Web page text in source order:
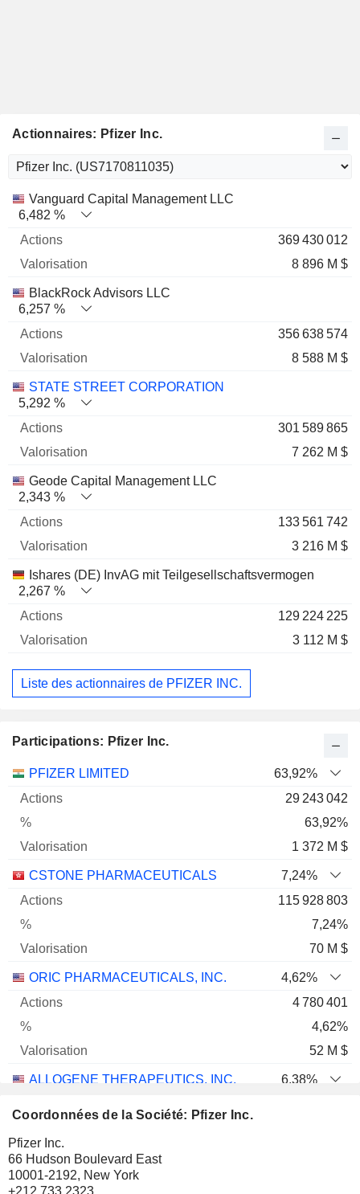
Actionnaires: Pfizer Inc.
Nom Actions % Valorisation
Vanguard Capital Management LLC
6,482 %
369 430 012
8 896 M $
BlackRock Advisors LLC
6,257 %
356 638 574
8 588 M $
STATE STREET CORPORATION
5,292 %
301 589 865
7 262 M $
Geode Capital Management LLC
2,343 %
133 561 742
3 216 M $
Ishares (DE) InvAG mit Teilgesellschaftsvermogen
2,267 %
129 224 225
3 112 M $
Liste des actionnaires de PFIZER INC.
Participations: Pfizer Inc.
Nom Actions % Valorisation
PFIZER LIMITED
63,92%
29 243 042
63,92%
1 372 M $
CSTONE PHARMACEUTICALS
7,24%
115 928 803
7,24%
70 M $
ORIC PHARMACEUTICALS, INC.
4,62%
4 780 401
4,62%
52 M $
ALLOGENE THERAPEUTICS, INC.
6,38%
CELCUITY INC.
Coordonnées de la Société: Pfizer Inc.
Pfizer Inc.
66 Hudson Boulevard East
10001-2192, New York